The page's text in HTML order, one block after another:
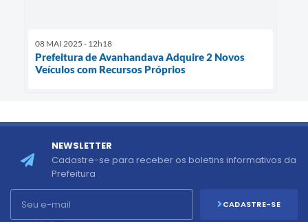
08 MAI 2025 - 12h18
Prefeitura de Avanhandava Adquire 2 Novos
Veículos com Recursos Próprios
NEWSLETTER
Cadastre-se para receber os boletins informativos da
Prefeitura
CADASTRE-SE